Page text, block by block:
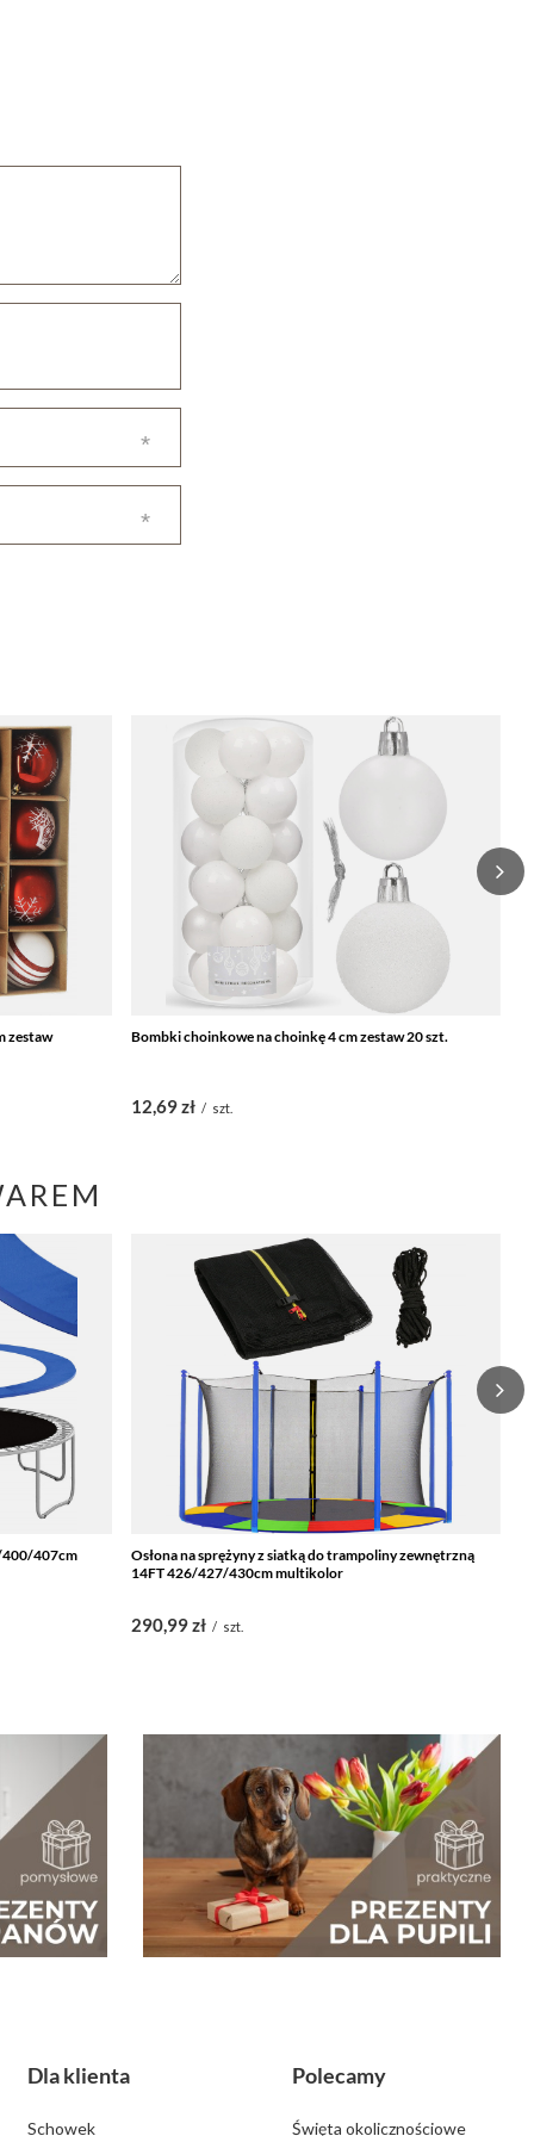
zestaw
Bombki choinkowe na choinkę 4 cm zestaw 20 szt.
12,69 zł / szt.
400/407cm
Osłona na sprężyny z siatką do trampoliny zewnętrzną
14FT 426/427/430cm multikolor
290,99 zł / szt.
Dla klienta
Schowek
Polecamy
Święta okolicznościowe